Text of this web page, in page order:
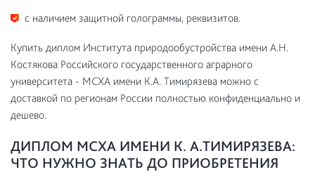
с наличием защитной голограммы, реквизитов.
Купить диплом Института природообустройства имени А.Н.
Костякова Российского государственного аграрного
университета - МСХА имени К.А. Тимирязева можно с
доставкой по регионам России полностью конфиденциально и
дешево.
ДИПЛОМ МСХА ИМЕНИ К. А.ТИМИРЯЗЕВА:
ЧТО НУЖНО ЗНАТЬ ДО ПРИОБРЕТЕНИЯ